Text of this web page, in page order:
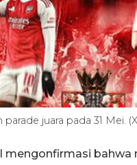
juara pada 31 Mei.
mengonfirmasi